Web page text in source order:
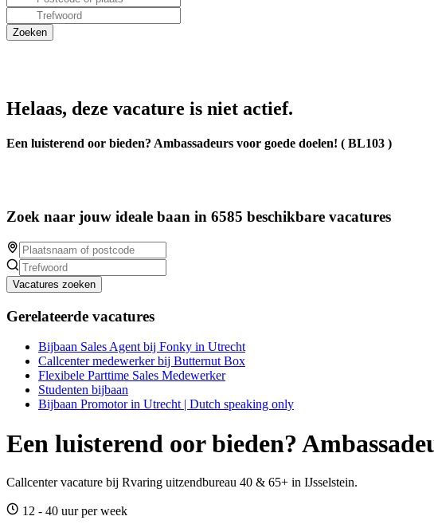
Helaas, deze vacature is niet actief.
Een luisterend oor bieden? Ambassadeurs voor goede doelen! ( BL103 )
Zoek naar jouw ideale baan in 6585 beschikbare vacatures
Vacatures zoeken
Gerelateerde vacatures
Bijbaan Sales Agent bij Fonky in Utrecht
Callcenter medewerker bij Butternut Box
Flexibele Parttime Sales Medewerker
Studenten bijbaan
Bijbaan Promotor in Utrecht | Dutch speaking only
Een luisterend oor bieden?
Callcenter vacature bij Rvaring uitzendbureau 40 & 65+ in IJsselstein.
12 - 40 uur per week